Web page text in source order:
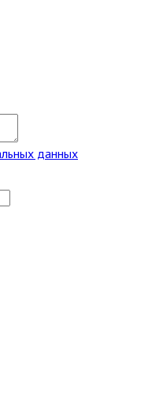
данных